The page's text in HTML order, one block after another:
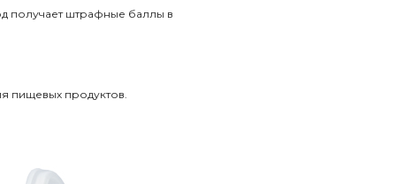
получает штрафные баллы в
пищевых продуктов.